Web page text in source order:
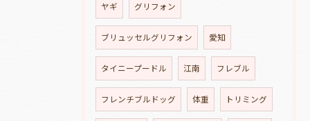
ヤギ グリフォン
ブリュッセルグリフォン 愛知
タイニープードル 江南 フレブル
フレンチブルドッグ 体重 トリミング